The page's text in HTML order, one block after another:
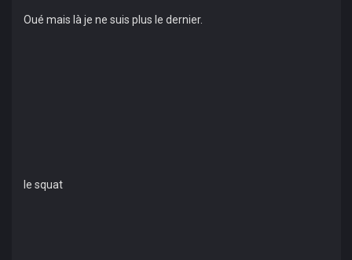
Oué mais là je ne suis plus le dernier.
le squat